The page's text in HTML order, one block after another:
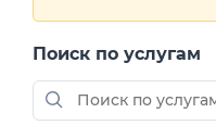
Поиск по услугам